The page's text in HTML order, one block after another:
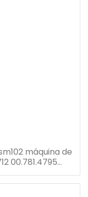
máquina de
00.781.4795